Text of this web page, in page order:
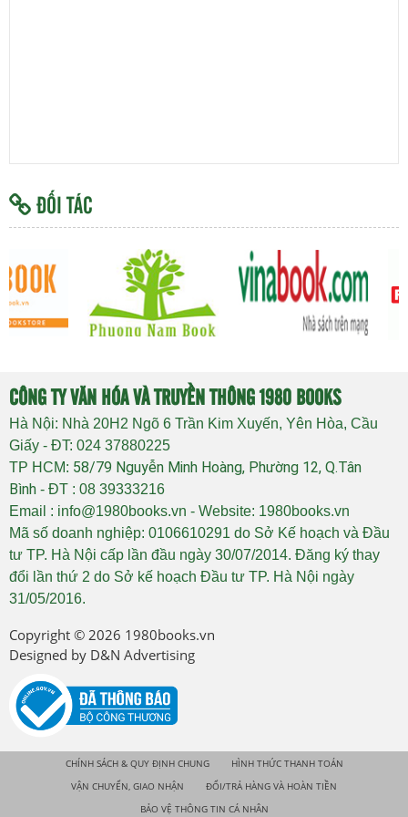
Updating !
ĐỐI TÁC
CÔNG TY VĂN HÓA VÀ TRUYỀN THÔNG 1980 BOOKS
Hà Nội: Nhà 20H2 Ngõ 6 Trần Kim Xuyến, Yên Hòa, Cầu
Giấy - ĐT: 024 37880225
TP HCM: 58/79 Nguyễn Minh Hoàng, Phường 12, Q.Tân
Bình - ĐT : 08 39333216
Email : info@1980books.vn - Website: 1980books.vn
Mã số doanh nghiệp: 0106610291 do Sở Kế hoạch và Đầu
tư TP. Hà Nội cấp lần đầu ngày 30/07/2014. Đăng ký thay
đổi lần thứ 2 do Sở kế hoạch Đầu tư TP. Hà Nội ngày
31/05/2016.
Copyright © 2026 1980books.vn
Designed by D&N Advertising
CHÍNH SÁCH & QUY ĐỊNH CHUNG
HÌNH THỨC THANH TOÁN
VẬN CHUYỂN, GIAO NHẬN
ĐỔI/TRẢ HÀNG VÀ HOÀN TIỀN
BẢO VỆ THÔNG TIN CÁ NHÂN